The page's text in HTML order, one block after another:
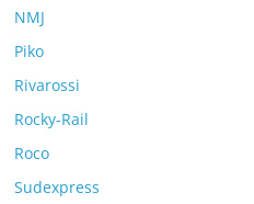
NMJ
Piko
Rivarossi
Rocky-Rail
Roco
Sudexpress